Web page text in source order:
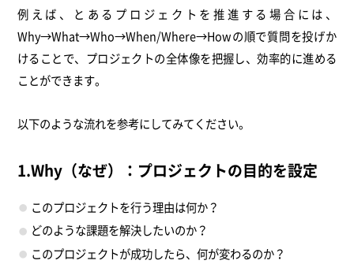
例えば、とあるプロジェクトを推進する場合には、
Why→What→Who→When/Where→Howの順で質問を投げか
けることで、プロジェクトの全体像を把握し、効率的に進める
ことができます。
以下のような流れを参考にしてみてください。
1.Why（なぜ）：プロジェクトの目的を設定
このプロジェクトを行う理由は何か？
どのような課題を解決したいのか？
このプロジェクトが成功したら、何が変わるのか？